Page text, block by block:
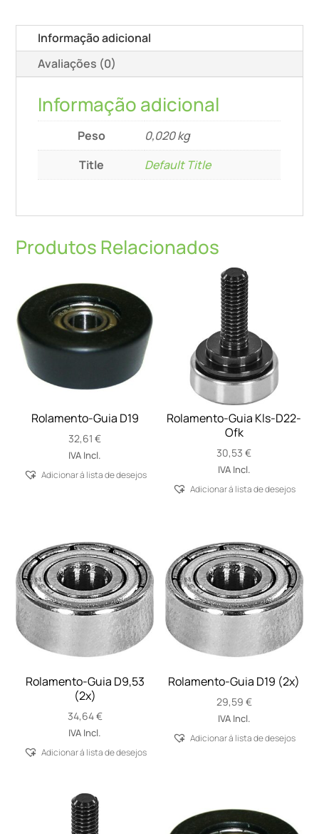
Informação adicional
Avaliações (0)
Informação adicional
Peso
0,020 kg
Title
Default Title
Produtos Relacionados
Rolamento-Guia D19
32,61€
IVA Incl.
Adicionar á lista de desejos
Rolamento-Guia Kls-D22-
Ofk
30,53€
IVA Incl.
Adicionar á lista de desejos
Rolamento-Guia D9,53
(2x)
34,64€
IVA Incl.
Adicionar á lista de desejos
Rolamento-Guia D19 (2x)
29,59 €
IVA Incl.
Adicionar á lista de desejos